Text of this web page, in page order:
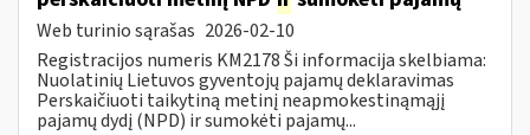
Web turinio sąrašas 2026-02-10
Registracijos numeris KM2178 Ši informacija skelbiama:
Nuolatinių Lietuvos gyventojų pajamų deklaravimas
Perskaičiuoti taikytiną metinį neapmokestinąmąjį
pajamų dydį (NPD) ir sumokėti pajamų...